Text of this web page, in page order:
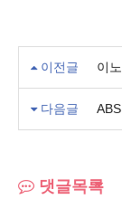
이전글 이
다음글
댓글목록